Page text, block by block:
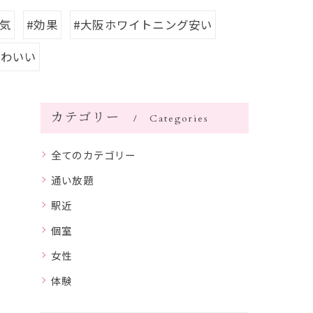
#効果
#大阪ホワイトニング安い
いい
カテゴリー Categories
全てのカテゴリー
通い放題
駅近
個室
女性
体験